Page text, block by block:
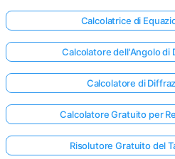
Calcolatrice di
Calcolatore dell'Angolo di
Calcolatore di
Calcolatore Gratuito per
Risolutore Gratuito del